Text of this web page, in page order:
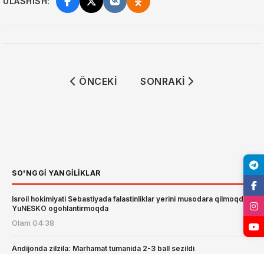
ÖNCEKI MAKALE: JANUBIY SUDAN
ÖNCEKI SONRAKI MAKALE:
SONRAKI
SO'NGGI YANGILIKLAR
Isroil hokimiyati Sebastiyada falastinliklar yerini musodara qilmoqda:
YuNESKO ogohlantirmoqda
Olam 04:38
Andijonda zilzila: Marhamat tumanida 2-3 ball sezildi